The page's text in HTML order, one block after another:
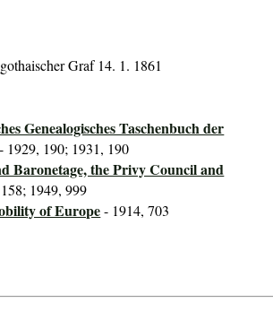
Graf 14. 1. 1861
Genealogisches Taschenbuch der
- 1929, 190; 1931, 190
Baronetage, the Privy Council and
1949, 999
of Europe- 1914, 703